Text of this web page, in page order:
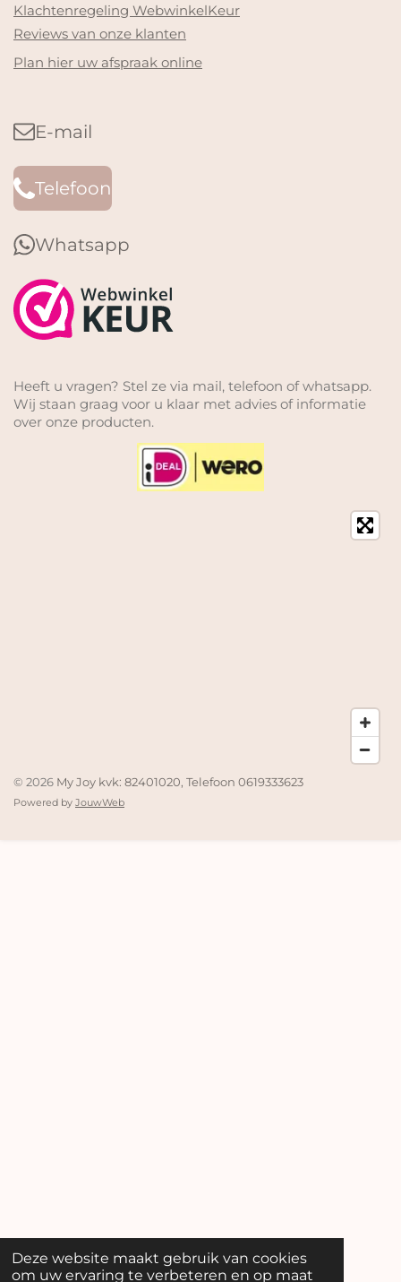
Deze website maakt gebruik van cookies
om uw ervaring te verbeteren en op maat
Klachtenregeling WebwinkelKeur
Reviews van onze klanten
Plan hier uw afspraak online
E-mail
Telefoon
Whatsapp
Heeft u vragen? Stel ze via mail, telefoon of whatsapp.
Wij staan graag voor u klaar met advies of informatie
over onze producten.
© 2026 My Joy kvk: 82401020, Telefoon 0619333623
Powered by JouwWeb